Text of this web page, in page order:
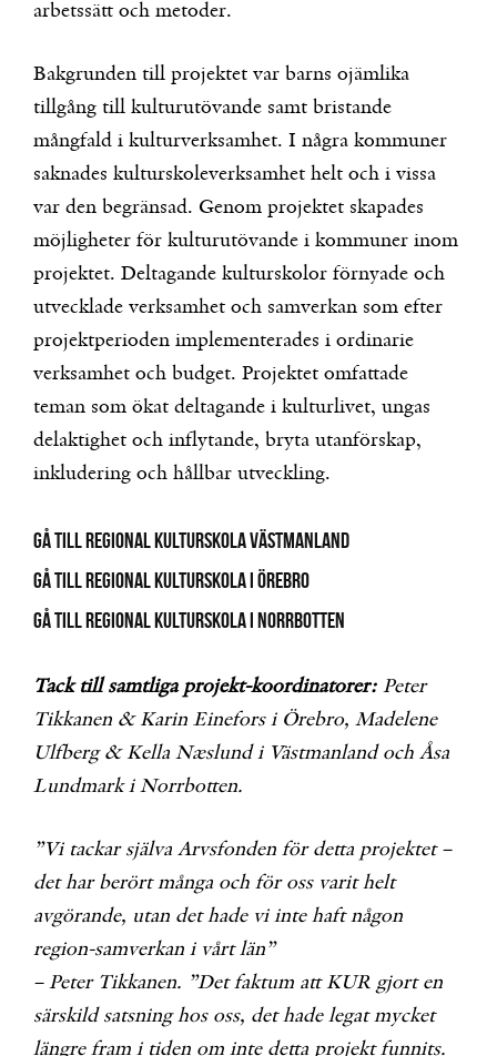
arbetssätt och metoder.
Bakgrunden till projektet var barns ojämlika
tillgång till kulturutövande samt bristande
mångfald i kulturverksamhet. I några kommuner
saknades kulturskoleverksamhet helt och i vissa
var den begränsad. Genom projektet skapades
möjligheter för kulturutövande i kommuner inom
projektet. Deltagande kulturskolor förnyade och
utvecklade verksamhet och samverkan som efter
projektperioden implementerades i ordinarie
verksamhet och budget. Projektet omfattade
teman som ökat deltagande i kulturlivet, ungas
delaktighet och inflytande, bryta utanförskap,
inkludering och hållbar utveckling.
Gå till REGIONAL KULTURSKOLA VÄSTMANLAND
Gå till regional kulturskola i Örebro
Gå till regional kulturskola i Norrbotten
Tack till samtliga projekt-koordinatorer: Peter
Tikkanen & Karin Einefors i Örebro, Madelene
Ulfberg & Kella Næslund i Västmanland och Åsa
Lundmark i Norrbotten.
”Vi tackar själva Arvsfonden för detta projektet –
det har berört många och för oss varit helt
avgörande, utan det hade vi inte haft någon
region-samverkan i vårt län”
– Peter Tikkanen. ”Det faktum att KUR gjort en
särskild satsning hos oss, det hade legat mycket
längre fram i tiden om inte detta projekt funnits.